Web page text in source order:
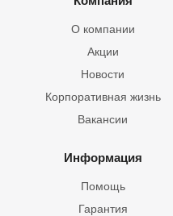
О компании
Акции
Новости
Корпоративная жизнь
Вакансии
Информация
Помощь
Гарантия